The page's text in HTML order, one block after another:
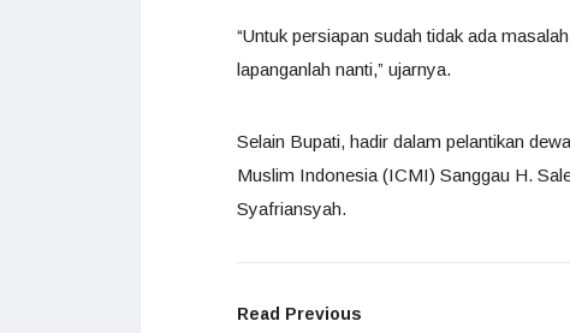
“Untuk persiapan sudah tidak ada
lapanganlah nanti,” ujarnya.
Selain Bupati, hadir dalam pelantikan
Muslim Indonesia (ICMI) Sanggau H.
Syafriansyah.
Read Previous